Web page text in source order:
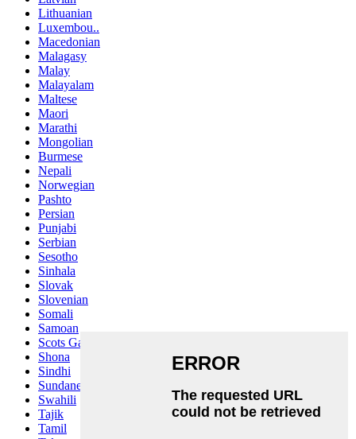
Lithuanian
Luxembou..
Macedonian
Malagasy
Malay
Malayalam
Maltese
Maori
Marathi
Mongolian
Burmese
Nepali
Norwegian
Pashto
Persian
Punjabi
Serbian
Sesotho
Sinhala
Slovak
Slovenian
Somali
Samoan
Scots Gaelic
Shona
Sindhi
Sundanese
Swahili
Tajik
Tamil